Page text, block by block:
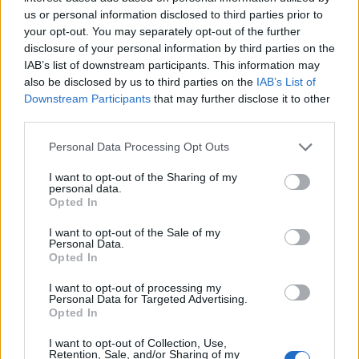
us or personal information disclosed to third parties prior to
your opt-out. You may separately opt-out of the further
disclosure of your personal information by third parties on the
IAB’s list of downstream participants. This information may
also be disclosed by us to third parties on the IAB’s List of
Downstream Participants that may further disclose it to other
Personal Data Processing Opt Outs
I want to opt-out of the Sharing of my
personal data.
Opted In
I want to opt-out of the Sale of my
Personal Data.
Opted In
I want to opt-out of processing my
Personal Data for Targeted Advertising.
Opted In
I want to opt-out of Collection, Use,
Retention, Sale, and/or Sharing of my
en la parada 261 Galicia, 32. En sentido Isla Perdida
circula por Juan Manuel Durán González, Olof Palme y
Avda. José Mesa y López.
Línea 45: En sentido Santa Catalina circula por su
trayecto habitual hasta la Plaza de España para
en la parada 261 Galicia, 32. En sentido Hoya Andrea
recupera su itinerario habitual a partir de Tomás Miller.
Línea 47: En sentido Santa Catalina circula por su
trayecto habitual hasta la Plaza de España para
continuar por Néstor de la Torre y Galicia para finalizar
recupera su itinerario habitual a partir de Tomás Miller.
trayecto habitual hasta la parada 261 Galicia, 32. En
sentido Lomo de La Cruz circulará a partir de Galicia por
Juan Manuel Durán González, Olof Palme, José Mesa y
Manuel González Martín y Pío XI